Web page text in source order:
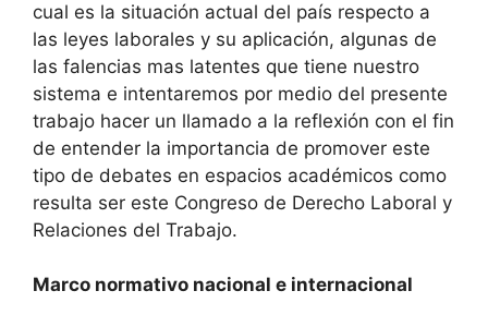
cual es la situación actual del país respecto a
las leyes laborales y su aplicación, algunas de
las falencias mas latentes que tiene nuestro
sistema e intentaremos por medio del presente
trabajo hacer un llamado a la reflexión con el fin
de entender la importancia de promover este
tipo de debates en espacios académicos como
resulta ser este Congreso de Derecho Laboral y
Relaciones del Trabajo.
Marco normativo nacional e internacional